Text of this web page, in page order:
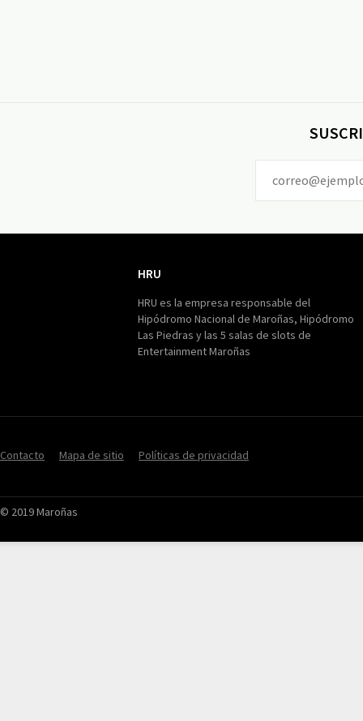
HRU
HRU es la empresa responsable del
Hipódromo Nacional de Maroñas, Hipódromo
Las Piedras y las 5 salas de slots de
Entertainment Maroñas
Contacto Mapa de sitio Políticas de privacidad
© 2019 Maroñas